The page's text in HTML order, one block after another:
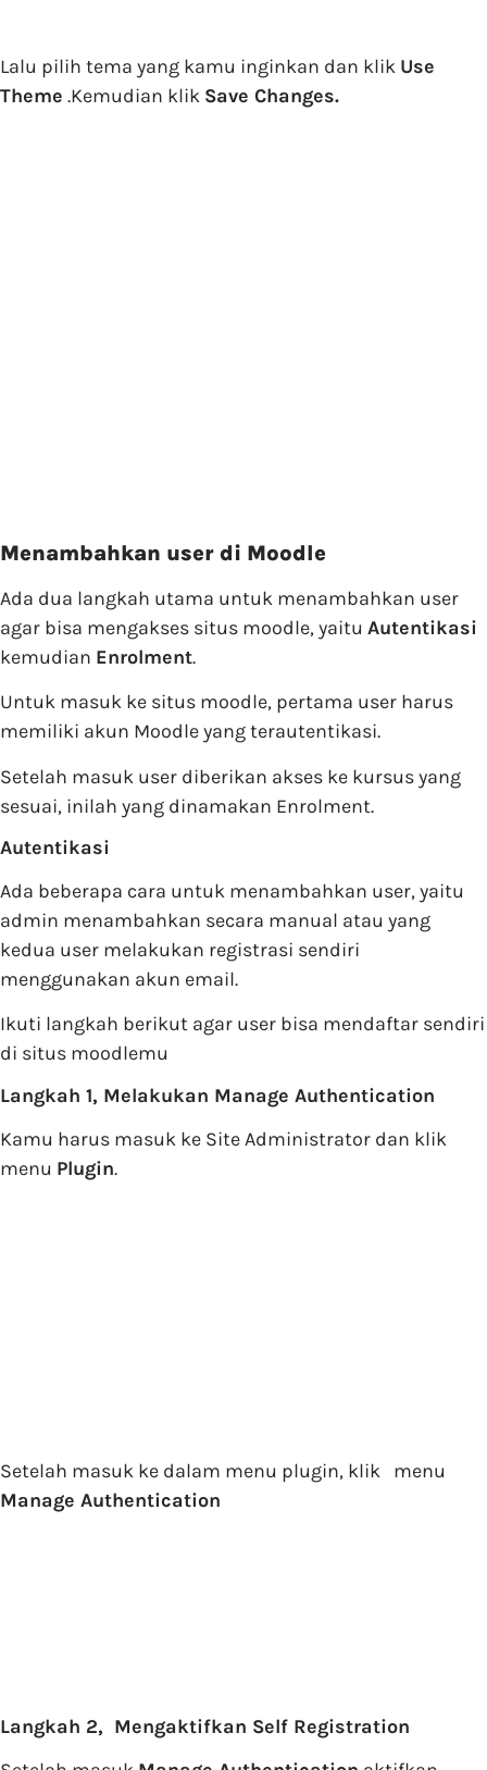
Lalu pilih tema yang kamu inginkan dan klik Use
Theme .Kemudian klik Save Changes.
Menambahkan user di Moodle
Ada dua langkah utama untuk menambahkan user
agar bisa mengakses situs moodle, yaitu Autentikasi
kemudian Enrolment.
Untuk masuk ke situs moodle, pertama user harus
memiliki akun Moodle yang terautentikasi.
Setelah masuk user diberikan akses ke kursus yang
sesuai, inilah yang dinamakan Enrolment.
Autentikasi
Ada beberapa cara untuk menambahkan user, yaitu
admin menambahkan secara manual atau yang
kedua user melakukan registrasi sendiri
menggunakan akun email.
Ikuti langkah berikut agar user bisa mendaftar sendiri
di situs moodlemu
Langkah 1, Melakukan Manage Authentication
Kamu harus masuk ke Site Administrator dan klik
menu Plugin.
Setelah masuk ke dalam menu plugin, klik menu
Manage Authentication
Langkah 2, Mengaktifkan Self Registration